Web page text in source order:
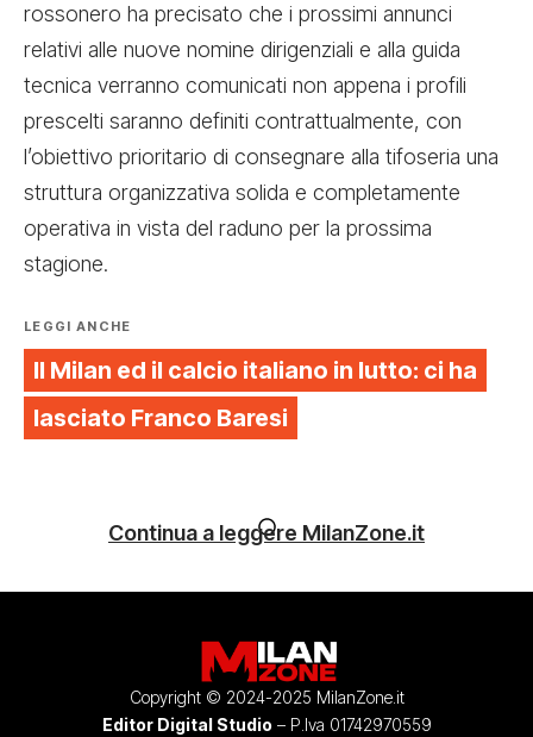
rossonero ha precisato che i prossimi annunci
relativi alle nuove nomine dirigenziali e alla guida
tecnica verranno comunicati non appena i profili
prescelti saranno definiti contrattualmente, con
l’obiettivo prioritario di consegnare alla tifoseria una
struttura organizzativa solida e completamente
operativa in vista del raduno per la prossima
stagione.
LEGGI ANCHE
Il Milan ed il calcio italiano in lutto: ci ha
lasciato Franco Baresi
Continua a leggere MilanZone.it
Copyright © 2024-2025 MilanZone.it
Editor Digital Studio – P.Iva 01742970559